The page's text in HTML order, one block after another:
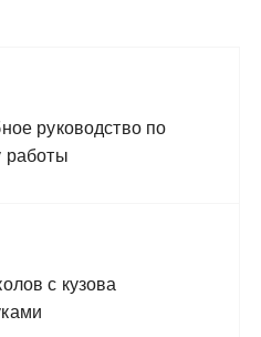
руководство по
работы
с кузова